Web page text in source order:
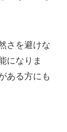
さを避けな
になりま
ある方にも